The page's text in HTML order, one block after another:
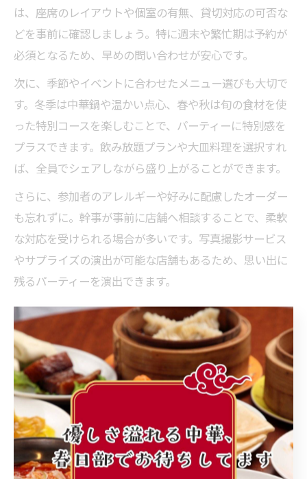
は、座席のレイアウトや個室の有無、貸切対応の可否な
どを事前に確認しましょう。特に週末や繁忙期は予約が
必須となるため、早めの問い合わせが安心です。
次に、季節やイベントに合わせたメニュー選びも大切で
す。冬季は中華鍋や温かい点心、春や秋は旬の食材を使
った特別コースを楽しむことで、パーティーに特別感を
プラスできます。飲み放題プランや大皿料理を選択すれ
ば、全員でシェアしながら盛り上がることができます。
さらに、参加者のアレルギーや好みに配慮したオーダー
も忘れずに。幹事が事前に店舗へ相談することで、柔軟
な対応を受けられる場合が多いです。写真撮影サービス
やサプライズの演出が可能な店舗もあるため、思い出に
残るパーティーを演出できます。
大人数にうれしい中華コースの選び方
ポイント
内容
コース構成
前菜・点心・メイン・デザート
サービス
飲み放題・大皿提供・人数調整
対応
アレルギー・ベジタリアン・個室/貸切
大人数で中華パーティーを開催する際は、参加者全員が